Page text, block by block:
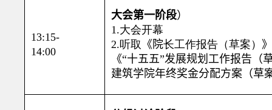
13:15-
14:00
大会第一阶段）
1.大会开幕
2.听取 《 院长工作报告（草案） 》
《“十五五”发展规划工作报告（
建筑学院年终奖金分配方案（草